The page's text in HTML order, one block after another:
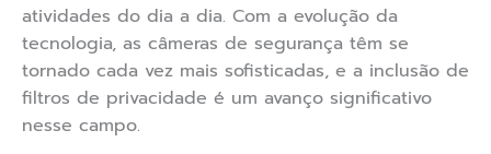
atividades do dia a dia. Com a evolução da
tecnologia, as câmeras de segurança têm se
tornado cada vez mais sofisticadas, e a inclusão de
filtros de privacidade é um avanço significativo
nesse campo.